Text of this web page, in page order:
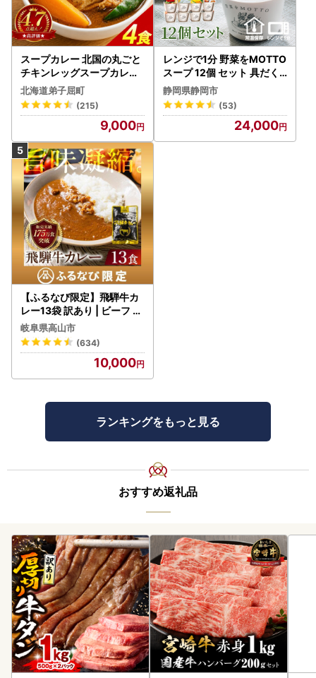
スープカレー 北国の丸ごと
チキンレッグスープカレー
4個 3739
北海道弟子屈町
(215)
9,000
レンジで1分 野菜をMOTTO
スープ 12個 セット 具だく
さんスープ 朝食 惣菜 国産
野菜 常温保存
静岡県静岡市
(53)
24,000
【ふるなび限定】飛騨牛カ
レー13袋 訳あり | ビーフ レ
トルト 訳あり DC006-CP
01 FN-Limited-VO
岐阜県高山市
(634)
10,000
ランキングをもっと見る
おすすめ返礼品